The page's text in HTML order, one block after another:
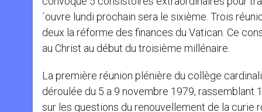
´ouvre lundi prochain sera le sixième. Trois
deux la réforme des finances du Vatican. Ce
au Christ au début du troisième millénaire.
La première réunion plénière du collège
déroulée du 5 a 9 novembre 1979, rassemblant
sur les questions du renouvellement de la curie